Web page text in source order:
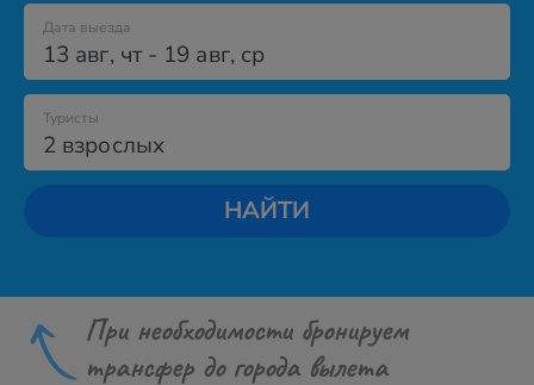
Дата выезда
13 авг, чт- 19 авг, ср
2 взрослых
Туристы
НАЙТИ
При необходимости бронируем
трансфер до города вылета